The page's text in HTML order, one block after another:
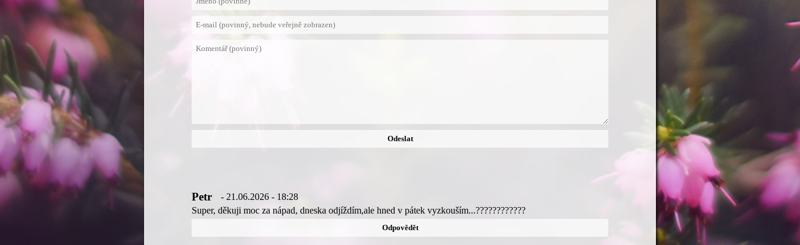
Petr
- 21.06.2026 - 18:28
Super, děkuji moc za nápad, dneska odjíždím,ale hned v pátek vyzkouším...????????????